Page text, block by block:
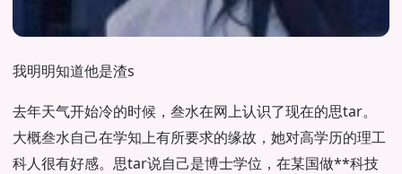
我明明知道他是渣s
去年天气开始冷的时候，叁水在网上认识了现在的思tar。
大概叁水自己在学知上有所要求的缘故，她对高学历的理工
科人很有好感。思tar说自己是博士学位，在某国做**科技